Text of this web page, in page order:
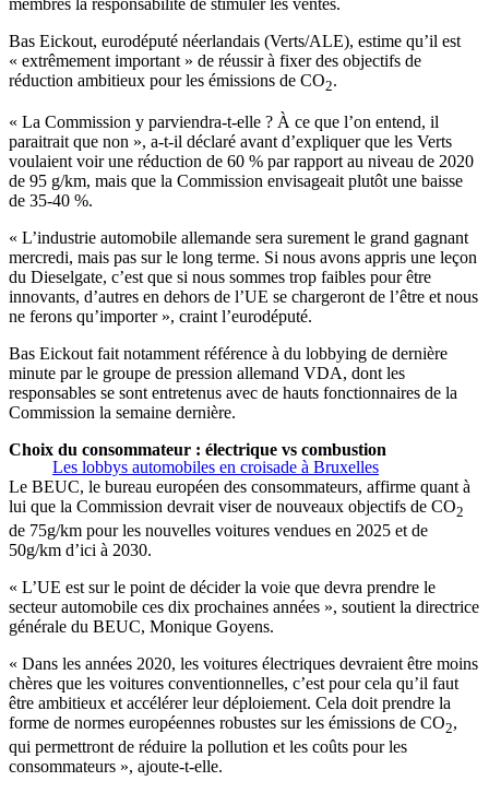
Bas Eickout, eurodéputé néerlandais (Verts/ALE), estime qu’il est
« extrêmement important » de réussir à fixer des objectifs de
réduction ambitieux pour les émissions de CO2.
« La Commission y parviendra-t-elle ? À ce que l’on entend, il
paraitrait que non », a-t-il déclaré avant d’expliquer que les Verts
voulaient voir une réduction de 60 % par rapport au niveau de 2020
de 95 g/km, mais que la Commission envisageait plutôt une baisse
de 35-40 %.
« L’industrie automobile allemande sera surement le grand gagnant
mercredi, mais pas sur le long terme. Si nous avons appris une leçon
du Dieselgate, c’est que si nous sommes trop faibles pour être
innovants, d’autres en dehors de l’UE se chargeront de l’être et nous
ne ferons qu’importer », craint l’eurodéputé.
Bas Eickout fait notamment référence à du lobbying de dernière
minute par le groupe de pression allemand VDA, dont les
responsables se sont entretenus avec de hauts fonctionnaires de la
Commission la semaine dernière.
Les lobbys automobiles en croisade à Bruxelles
Choix du consommateur : électrique vs combustion
Le BEUC, le bureau européen des consommateurs, affirme quant à
lui que la Commission devrait viser de nouveaux objectifs de CO2
de 75g/km pour les nouvelles voitures vendues en 2025 et de
50g/km d’ici à 2030.
« L’UE est sur le point de décider la voie que devra prendre le
secteur automobile ces dix prochaines années », soutient la directrice
générale du BEUC, Monique Goyens.
« Dans les années 2020, les voitures électriques devraient être moins
chères que les voitures conventionnelles, c’est pour cela qu’il faut
être ambitieux et accélérer leur déploiement. Cela doit prendre la
forme de normes européennes robustes sur les émissions de CO2,
qui permettront de réduire la pollution et les coûts pour les
consommateurs », ajoute-t-elle.